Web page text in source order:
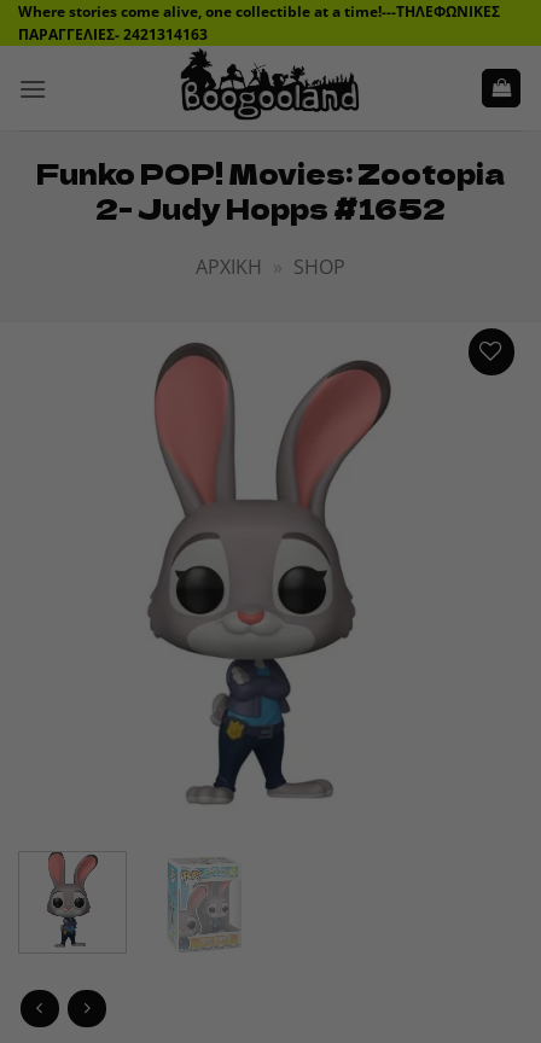
Μετάβαση
στο
Where stories come alive, one collectible at a time!---ΤΗΛΕΦΩΝΙΚΕΣ
ΠΑΡΑΓΓΕΛΙΕΣ- 2421314163
Funko POP! Movies: Zootopia
2- Judy Hopps #1652
ΑΡΧΙΚΉ » SHOP